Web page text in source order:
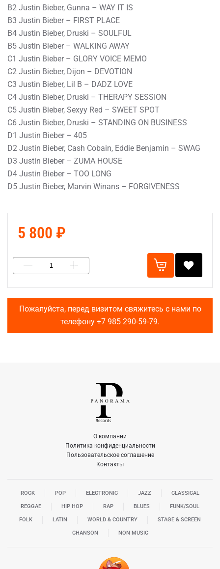
B2 Justin Bieber, Gunna – WAY IT IS
B3 Justin Bieber – FIRST PLACE
B4 Justin Bieber, Druski – SOULFUL
B5 Justin Bieber – WALKING AWAY
C1 Justin Bieber – GLORY VOICE MEMO
C2 Justin Bieber, Dijon – DEVOTION
C3 Justin Bieber, Lil B – DADZ LOVE
C4 Justin Bieber, Druski – THERAPY SESSION
C5 Justin Bieber, Sexyy Red – SWEET SPOT
C6 Justin Bieber, Druski – STANDING ON BUSINESS
D1 Justin Bieber – 405
D2 Justin Bieber, Cash Cobain, Eddie Benjamin – SWAG
D3 Justin Bieber – ZUMA HOUSE
D4 Justin Bieber – TOO LONG
D5 Justin Bieber, Marvin Winans – FORGIVENESS
5 800 ₽
Пожалуйста, перед визитом свяжитесь с нами по
телефону +7 985 290-59-79.
О компании
Политика конфиденциальности
Пользовательское соглашение
Контакты
ROCK POP ELECTRONIC JAZZ CLASSICAL
REGGAE HIP HOP RAP BLUES FUNK/SOUL
FOLK LATIN WORLD & COUNTRY STAGE & SCREEN
CHANSON NON MUSIC